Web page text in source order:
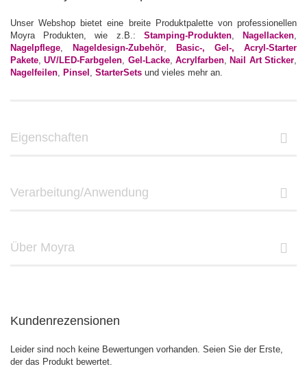
Unser Webshop bietet eine breite Produktpalette von professionellen
Moyra Produkten, wie z.B.: Stamping-Produkten, Nagellacken
Nagelpflege
Nageldesign-Zubehör
Basic-, Gel-, Acryl-Starter
Pakete ,UV/LED-Farbgelen Gel-Lacke,Acrylfarben ,Nail Art Sticker
Nagelfeilen Pinsel StarterSets und vieles mehr an.
Eigenschaften
Verarbeitung/Anwendung
Über Moyra
Kundenrezensionen
Leider sind noch keine Bewertungen vorhanden. Seien Sie der Erste,
der das Produkt bewertet.